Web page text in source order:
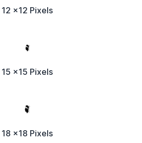
12 x12 Pixels
15 x15 Pixels
18 x18 Pixels